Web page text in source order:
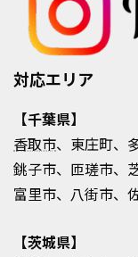
対応エリア
【千葉県】
香取市、東庄町、
銚子市、匝瑳市、
富里市、八街市、
【茨城県】